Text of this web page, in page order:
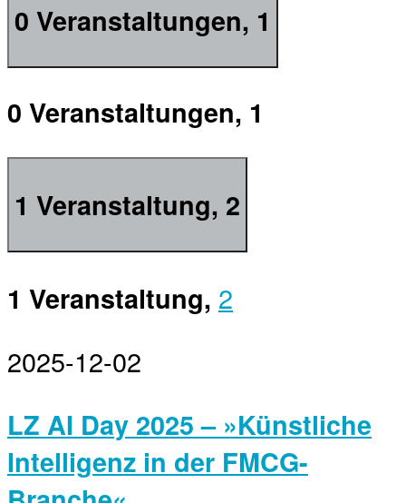
0 Veranstaltungen, 1
0 Veranstaltungen, 1
1 Veranstaltung, 2
1 Veranstaltung, 2
2025-12-02
LZ AI Day 2025 – »Künstliche
Intelligenz in der FMCG-